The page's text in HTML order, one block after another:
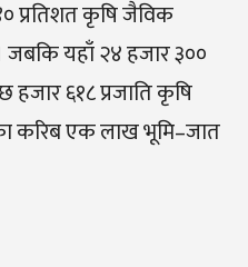
प्रतिशत कृषि जैविक
यहाँ २४ हजार ३००
हजार ६१८ प्रजाति कृषि
करिब एक लाख भूमि–जात